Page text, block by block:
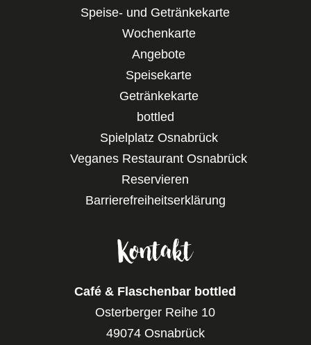
Speise- und Getränkekarte
Wochenkarte
Angebote
Speisekarte
Getränkekarte
bottled
Spielplatz Osnabrück
Veganes Restaurant Osnabrück
Reservieren
Barrierefreiheitserklärung
Kontakt
Café & Flaschenbar bottled
Osterberger Reihe 10
49074 Osnabrück